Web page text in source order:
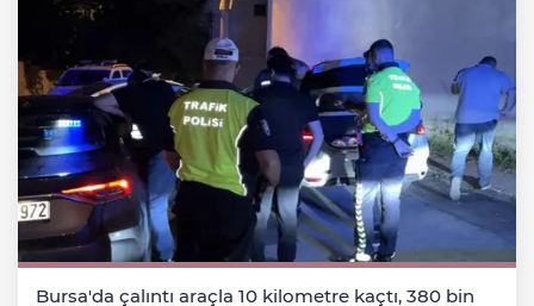
Bursa'da çalıntı araçla 10 kilometre kaçtı, 380 bin